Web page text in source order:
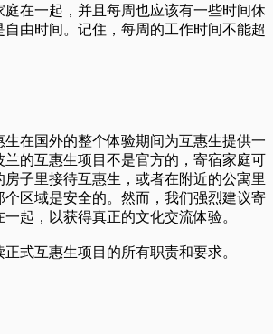
庭在一起，并且每周也应该有一些时间休
由时间。记住，每周的工作时间不能超
在国外的整个体验期间为互惠生提供一
兰的互惠生项目不是官方的，寄宿家庭可
房子里接待互惠生，或者在附近的公寓里
个区域是安全的。然而，我们强烈建议寄
起，以获得真正的文化交流体验。
式互惠生项目的所有职责和要求。